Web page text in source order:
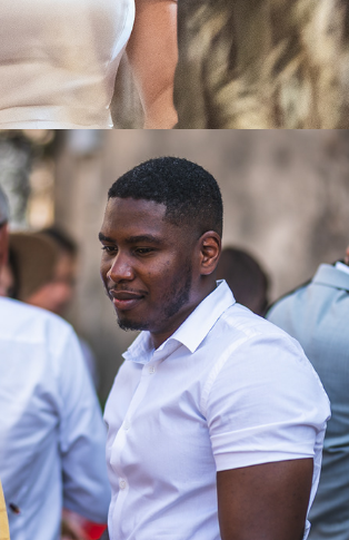
LORIANE ET FABIEN